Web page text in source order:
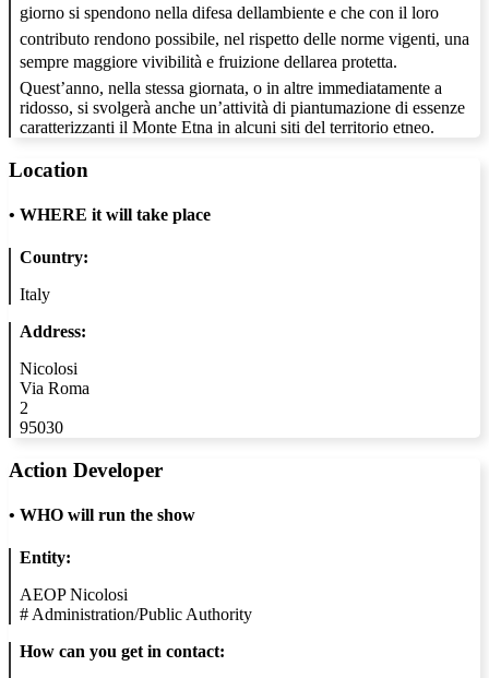
giorno si spendono nella difesa dellambiente e che con il loro
contributo rendono possibile, nel rispetto delle norme vigenti, una
sempre maggiore vivibilità e fruizione dellarea protetta.
Quest’anno, nella stessa giornata, o in altre immediatamente a
ridosso, si svolgerà anche un’attività di piantumazione di essenze
caratterizzanti il Monte Etna in alcuni siti del territorio etneo.
Location
• WHERE it will take place
Country:
Italy
Address:
Nicolosi
Via Roma
2
95030
Action Developer
• WHO will run the show
Entity:
AEOP Nicolosi
# Administration/Public Authority
How can you get in contact: